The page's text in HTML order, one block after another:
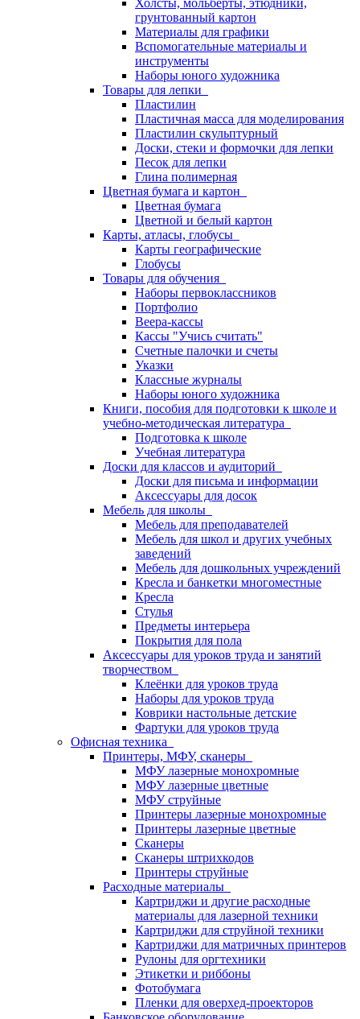
Холсты, мольберты, этюдники,
грунтованный картон
Материалы для графики
Вспомогательные материалы и
инструменты
Наборы юного художника
Товары для лепки
Пластилин
Пластичная масса для моделирования
Пластилин скульптурный
Доски, стеки и формочки для лепки
Песок для лепки
Глина полимерная
Цветная бумага и картон
Цветная бумага
Цветной и белый картон
Карты, атласы, глобусы
Карты географические
Глобусы
Товары для обучения
Наборы первоклассников
Портфолио
Веера-кассы
Кассы "Учись считать"
Счетные палочки и счеты
Указки
Классные журналы
Наборы юного художника
Книги, пособия для подготовки к школе и
учебно-методическая литература
Подготовка к школе
Учебная литература
Доски для классов и аудиторий
Доски для письма и информации
Аксессуары для досок
Мебель для школы
Мебель для преподавателей
Мебель для школ и других учебных
заведений
Мебель для дошкольных учреждений
Кресла и банкетки многоместные
Кресла
Стулья
Предметы интерьера
Покрытия для пола
Аксессуары для уроков труда и занятий
творчеством
Клеёнки для уроков труда
Наборы для уроков труда
Коврики настольные детские
Фартуки для уроков труда
Офисная техника
Принтеры, МФУ, сканеры
МФУ лазерные монохромные
МФУ лазерные цветные
МФУ струйные
Принтеры лазерные монохромные
Принтеры лазерные цветные
Сканеры
Сканеры штрихкодов
Принтеры струйные
Расходные материалы
Картриджи и другие расходные
материалы для лазерной техники
Картриджи для струйной техники
Картриджи для матричных принтеров
Рулоны для оргтехники
Этикетки и риббоны
Фотобумага
Пленки для оверхед-проекторов